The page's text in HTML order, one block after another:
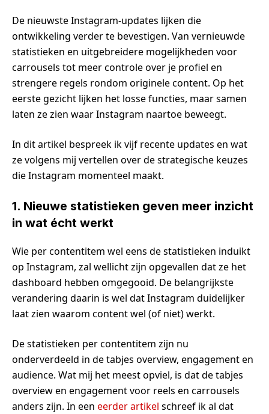
De nieuwste Instagram-updates lijken die
ontwikkeling verder te bevestigen. Van vernieuwde
statistieken en uitgebreidere mogelijkheden voor
carrousels tot meer controle over je profiel en
strengere regels rondom originele content. Op het
eerste gezicht lijken het losse functies, maar samen
laten ze zien waar Instagram naartoe beweegt.
In dit artikel bespreek ik vijf recente updates en wat
ze volgens mij vertellen over de strategische keuzes
die Instagram momenteel maakt.
1. Nieuwe statistieken geven meer inzicht
in wat écht werkt
Wie per contentitem wel eens de statistieken induikt
op Instagram, zal wellicht zijn opgevallen dat ze het
dashboard hebben omgegooid. De belangrijkste
verandering daarin is wel dat Instagram duidelijker
laat zien waarom content wel (of niet) werkt.
De statistieken per contentitem zijn nu
onderverdeeld in de tabjes overview, engagement en
audience. Wat mij het meest opviel, is dat de tabjes
overview en engagement voor reels en carrousels
anders zijn. In een eerder artikel schreef ik al dat